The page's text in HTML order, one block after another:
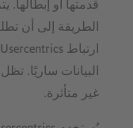
قدمتها أو إبطالها.
الطريقة إلى أن
البيانات ساريًا.
غير متأثرة.